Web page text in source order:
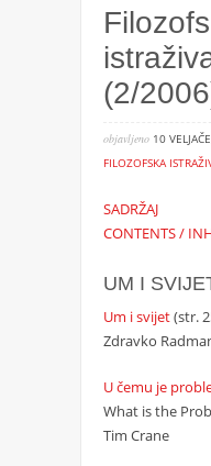
(2/
objavljeno10
FILOZOFSKA
SADRŽAJ
CONTENTS /
UM I
Um i svijet(str.
Zdravko
U čemu je
What is the
Tim Crane